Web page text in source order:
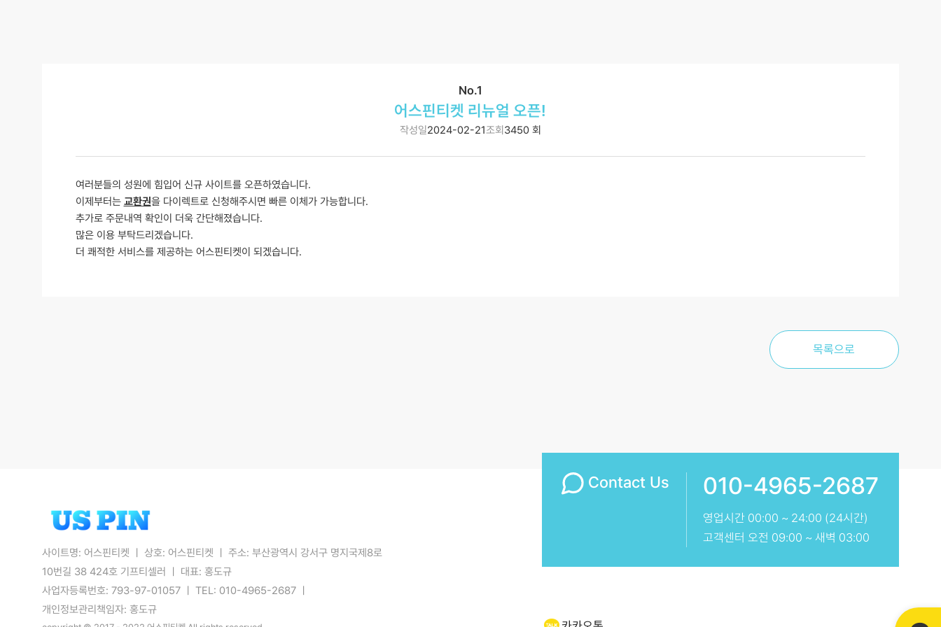
No.1
어스핀티켓 리뉴얼 오픈!
작성일2024-02-21조회 3450 회
여러분들의 성원에 힘입어 신규 사이트를 오픈하였습니다.
이제부터는 교환권을 다이렉트로 신청해주시면 빠른 이체가 가능합니다.
추가로 주문내역 확인이 더욱 간단해졌습니다.
많은 이용 부탁드리겠습니다.
더 쾌적한 서비스를 제공하는 어스핀티켓이 되겠습니다.
목록으로
사이트명: 어스핀티켓 ㅣ상호: 어스핀티켓 ㅣ주소: 부산광역시 강서구 명지국제8로
10번길 38 424호 기프티셀러
ㅣ 대표: 홍도규
사업자등록번호: 793-97-01057 ㅣTEL: 010-4965-2687 ㅣ
개인정보관리책임자: 홍도규
Contact Us 010-4965-2687
영업시간 00:00 ~ 24:00 (24시간)
고객센터 오전 09:00 ~ 새벽 03:00